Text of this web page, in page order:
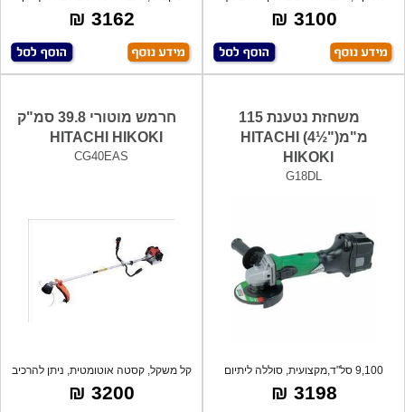
החשמל
3100 ₪
וגזעים,
3162 ₪
משחזת נטענת 115
מ"מ("½4) HITACHI
HIKOKI
G18DL
9,100 סל"ד,מקצועית, סוללה ליתיום
נשלפת,ק
3198 ₪
חרמש מוטורי 39.8 סמ"ק
HITACHI HIKOKI
CG40EAS
קל משקל, קסטה אוטומטית, ניתן להרכיב
אבי
3200 ₪